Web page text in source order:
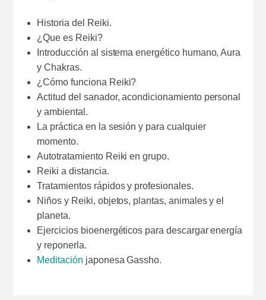
Historia del Reiki.
¿Que es Reiki?
Introducción al sistema energético humano, Aura
y Chakras.
¿Cómo funciona Reiki?
Actitud del sanador, acondicionamiento personal
y ambiental.
La práctica en la sesión y para cualquier
momento.
Autotratamiento Reiki en grupo.
Reiki a distancia.
Tratamientos rápidos y profesionales.
Niños y Reiki, objetos, plantas, animales y el
planeta.
Ejercicios bioenergéticos para descargar energía
y reponerla.
Meditación japonesa Gassho.